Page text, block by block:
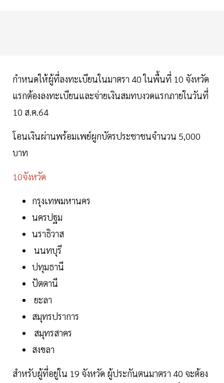
กำหนดให้ผู้ที่ลงทะเบียนในมาตรา 40 ในพื้นที่ 10 จังหวัด
แรกต้องลงทะเบียนและจ่ายเงินสมทบงวดแรกภายในวันที่
10 ส.ค.64
โอนเงินผ่านพร้อมเพย์ผูกบัตรประชาชนจำนวน 5,000
บาท
10จังหวัด
กรุงเทพมหานคร
นครปฐม
นราธิวาส
นนทบุรี
ปทุมธานี
ปัตตานี
ยะลา
สมุทรปราการ
สมุทรสาคร
สงขลา
สำหรับผู้ที่อยู่ใน 19 จังหวัด ผู้ประกันตนมาตรา 40 จะต้อง